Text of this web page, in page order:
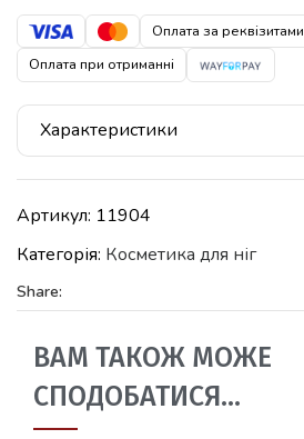
Оплата за реквізитами
Оплата при отриманні
Характеристики
Артикул: 11904
Категорія: Косметика для ніг
Share:
ВАМ ТАКОЖ МОЖЕ
СПОДОБАТИСЯ…